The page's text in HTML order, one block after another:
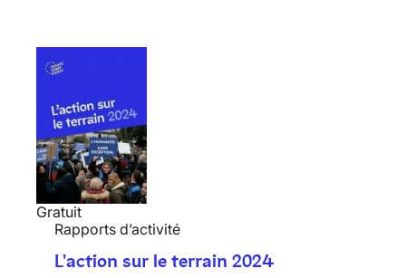
Gratuit
Rapports d’activité
L'action sur le terrain 2024